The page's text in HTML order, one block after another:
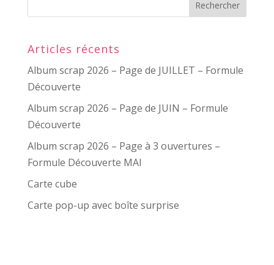
Articles récents
Album scrap 2026 – Page de JUILLET – Formule
Découverte
Album scrap 2026 – Page de JUIN – Formule
Découverte
Album scrap 2026 – Page à 3 ouvertures –
Formule Découverte MAI
Carte cube
Carte pop-up avec boîte surprise